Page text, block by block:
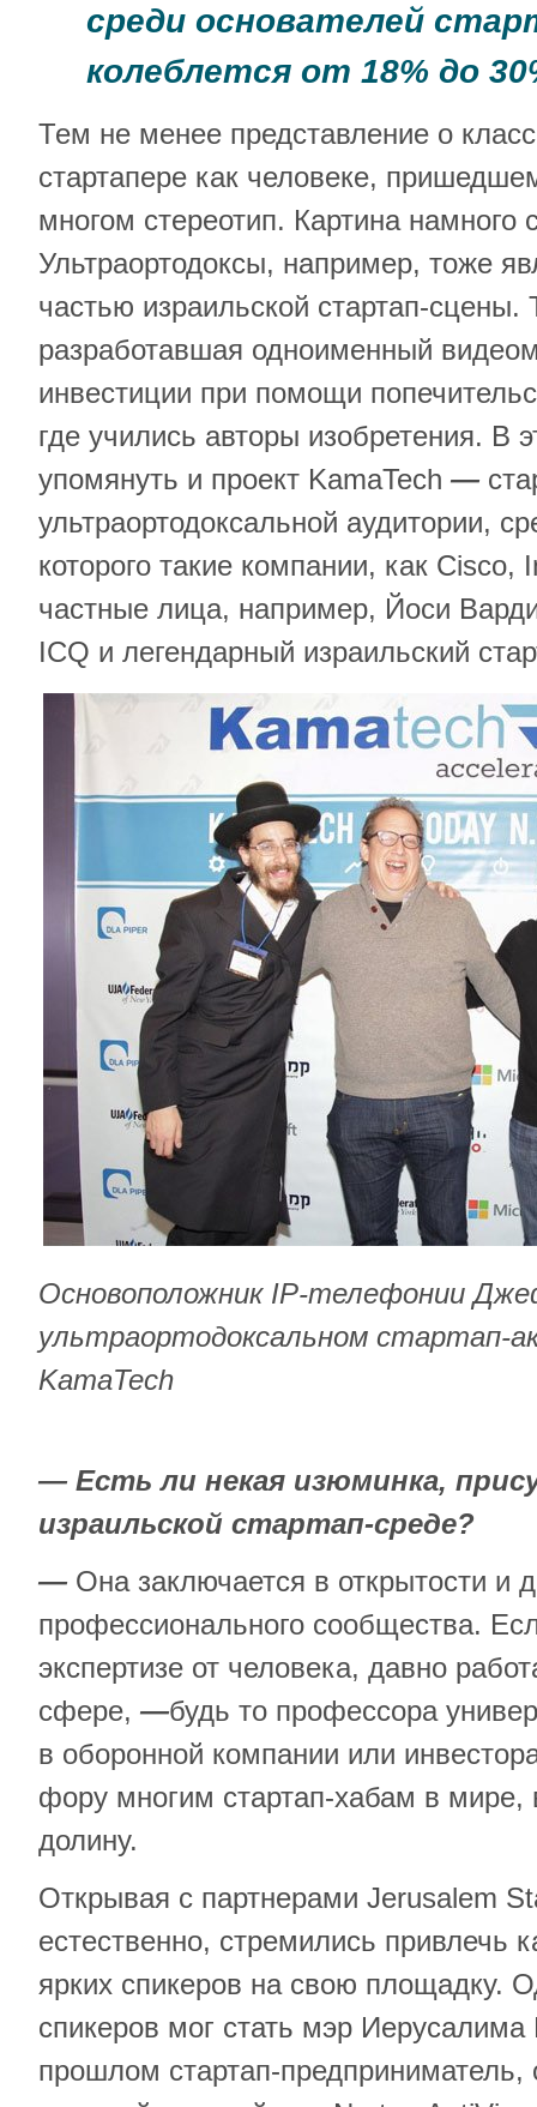
среди основателей
колеблется от 18% до
Тем не менее представление о
стартапере как человеке,
многом стереотип. Картина намного
Ультраортодоксы, например, тоже
частью израильской стартап-сцены.
разработавшая одноименный
инвестиции при помощи
где учились авторы изобретения. В
упомянуть и проект KamaTech —
ультраортодоксальной аудитории,
которого такие компании, как Cisco,
частные лица, например, Йоси
ICQ и легендарный израильский
Основоположник IP-телефонии
ультраортодоксальном стартап-
KamaTech
— Есть ли некая изюминка,
израильской стартап-среде?
— Она заключается в открытости и
профессионального сообщества.
экспертизе от человека, давно
сфере, —будь то профессора
в оборонной компании или
фору многим стартап-хабам в
долину.
Открывая с партнерами Jerusalem
естественно, стремились привлечь
ярких спикеров на свою площадку.
спикеров мог стать мэр
прошлом стартап-предприниматель,